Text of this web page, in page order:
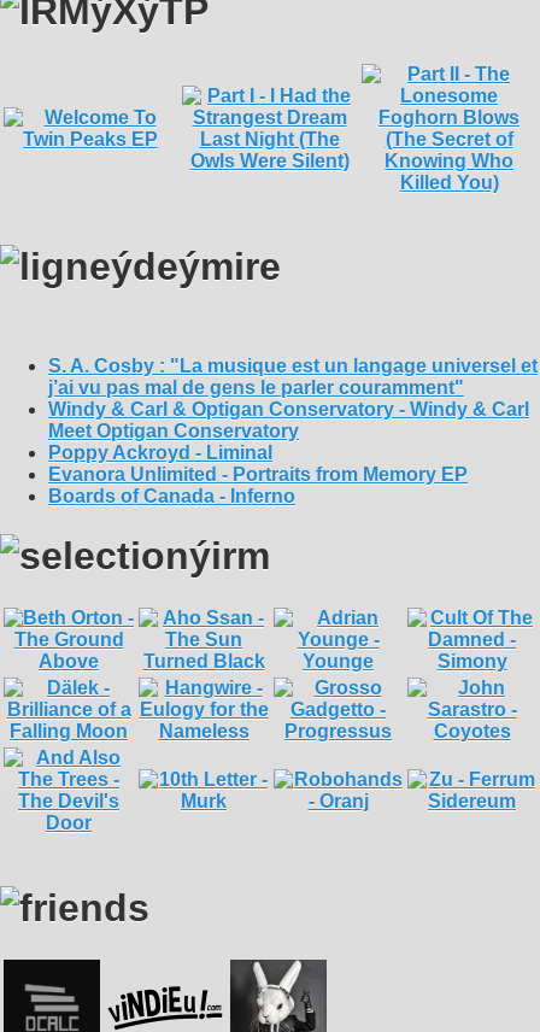
S. A. Cosby : "La musique est un langage universel et
j’ai vu pas mal de gens le parler couramment"
Windy & Carl & Optigan Conservatory - Windy & Carl
Meet Optigan Conservatory
Poppy Ackroyd - Liminal
Evanora Unlimited - Portraits from Memory EP
Boards of Canada - Inferno